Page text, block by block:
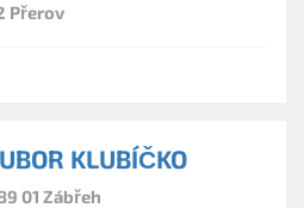
Přerov
KLUBÍČKO
01 Zábřeh